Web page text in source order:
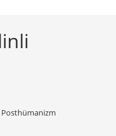
Posthümanizm